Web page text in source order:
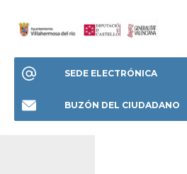
SEDE ELECTRÓNICA
BUZÓN DEL CIUDADANO